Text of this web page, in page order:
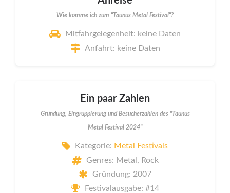
Wie komme ich zum "Taunus Metal Festival"?
Mitfahrgelegenheit: keine Daten
Anfahrt: keine Daten
Ein paar Zahlen
Gründung, Eingruppierung und Besucherzahlen des "Taunus
Metal Festival 2024"
Kategorie: Metal Festivals
Genres: Metal, Rock
Gründung: 2007
Festivalausgabe: #14